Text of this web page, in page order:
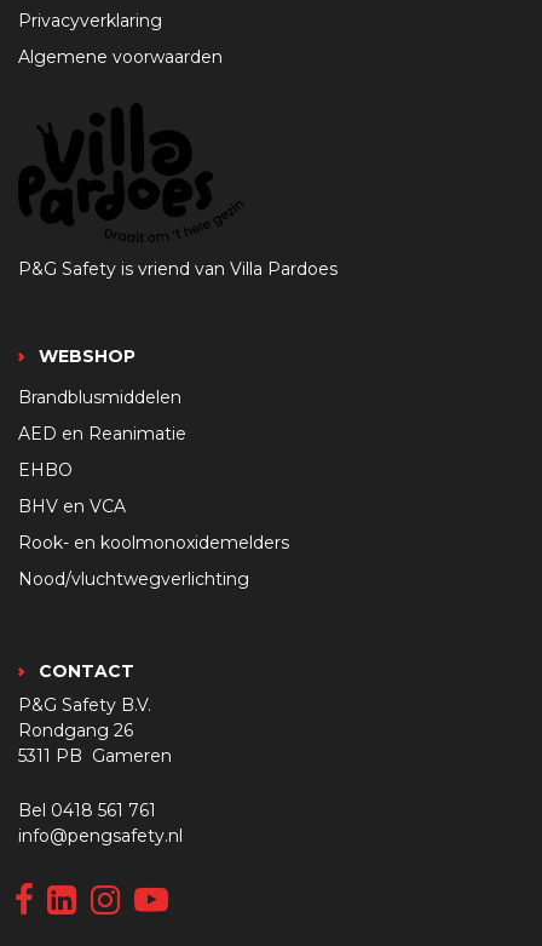
Privacyverklaring
Algemene voorwaarden
P&G Safety is vriend van Villa Pardoes
WEBSHOP
Brandblusmiddelen
AED en Reanimatie
EHBO
BHV en VCA
Rook- en koolmonoxidemelders
Nood/vluchtwegverlichting
CONTACT
P&G Safety B.V.
Rondgang 26
5311 PB Gameren
Bel 0418 561 761
info@pengsafety.nl